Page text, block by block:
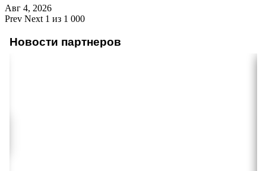
Авг 4, 2026
Prev Next 1 из 1 000
Новости партнеров